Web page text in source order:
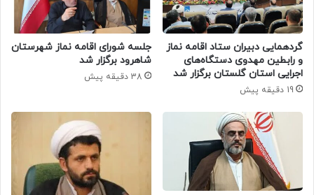
گردهمایی دبیران ستاد اقامه نماز
و رابطین مهدوی دستگاه‌های
اجرایی استان گلستان برگزار شد
19 دقیقه پیش
جلسه شورای اقامه نماز شهرستان
شاهرود برگزار شد
38 دقیقه پیش